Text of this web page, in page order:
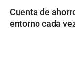
Cuenta de
entorno cada